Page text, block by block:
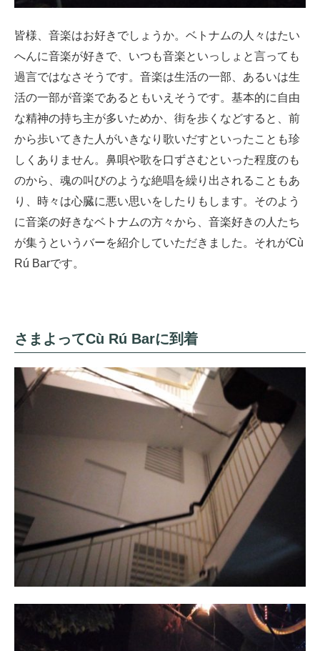
皆様、音楽はお好きでしょうか。ベトナムの人々はたい
へんに音楽が好きで、いつも音楽といっしょと言っても
過言ではなさそうです。音楽は生活の一部、あるいは生
活の一部が音楽であるともいえそうです。基本的に自由
な精神の持ち主が多いためか、街を歩くなどすると、前
から歩いてきた人がいきなり歌いだすといったことも珍
しくありません。鼻唄や歌を口ずさむといった程度のも
のから、魂の叫びのような絶唱を繰り出されることもあ
り、時々は心臓に悪い思いをしたりもします。そのよう
に音楽の好きなベトナムの方々から、音楽好きの人たち
が集うというバーを紹介していただきました。それがCù
Rú Barです。
さまよってCù Rú Barに到着